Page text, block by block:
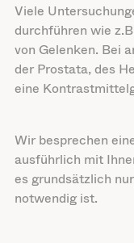
Viele
durchführen wie
von Gelenken. Bei
der Prostata, des
eine
Wir besprechen
ausführlich mit
es grundsätzlich
notwendig ist.